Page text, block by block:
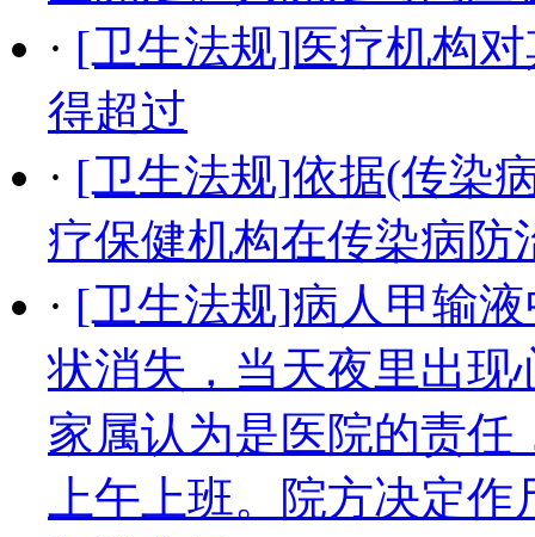
· [卫生法规]医疗机构
得超过
· [卫生法规]依据(传染
疗保健机构在传染病防
· [卫生法规]病人甲输
状消失，当天夜里出现
家属认为是医院的责
上午上班。院方决定